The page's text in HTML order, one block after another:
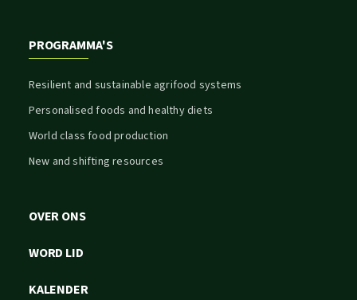
PROGRAMMA'S
Resilient and sustainable agrifood systems
Personalised foods and healthy diets
World class food production
New and shifting resources
OVER ONS
WORD LID
KALENDER